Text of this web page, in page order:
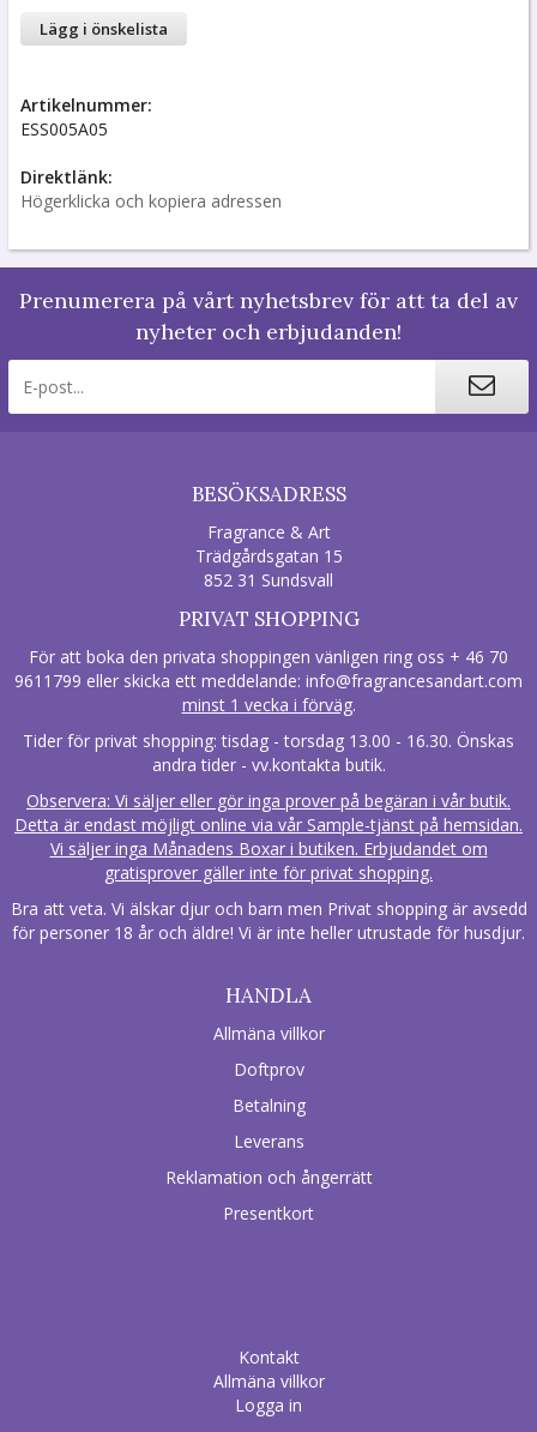
Lägg i önskelista
Artikelnummer:
ESS005A05
Direktlänk:
Högerklicka och kopiera adressen
Prenumerera på vårt nyhetsbrev för att ta del av
nyheter och erbjudanden!
BESÖKSADRESS
Fragrance & Art
Trädgårdsgatan 15
852 31 Sundsvall
PRIVAT SHOPPING
För att boka den privata shoppingen vänligen ring oss + 46 70
9611799 eller skicka ett meddelande: info@fragrancesandart.com
minst 1 vecka i förväg.
Tider för privat shopping: tisdag - torsdag 13.00 - 16.30. Önskas
andra tider - vv.kontakta butik.
Observera: Vi säljer eller gör inga prover på begäran i vår butik.
Detta är endast möjligt online via vår Sample-tjänst på hemsidan.
Vi säljer inga Månadens Boxar i butiken. Erbjudandet om
gratisprover gäller inte för privat shopping.
Bra att veta. Vi älskar djur och barn men Privat shopping är avsedd
för personer 18 år och äldre! Vi är inte heller utrustade för husdjur.
HANDLA
Allmäna villkor
Doftprov
Betalning
Leverans
Reklamation och ångerrätt
Presentkort
Kontakt
Allmäna villkor
Logga in